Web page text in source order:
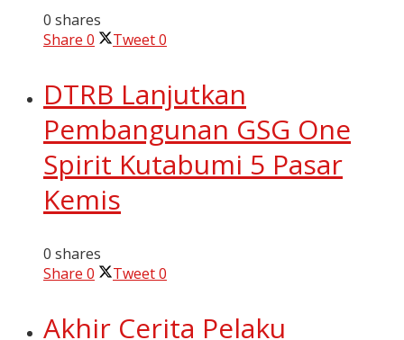
0 shares
Share 0 Tweet0
DTRB Lanjutkan
Pembangunan GSG One
Spirit Kutabumi 5 Pasar
Kemis
0 shares
Share 0 Tweet0
Akhir Cerita Pelaku